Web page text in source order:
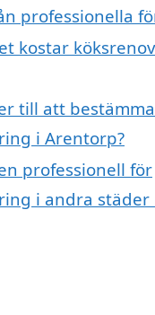
professionella
kostar
till att
i Arentorp?
professionell för
i andra städer